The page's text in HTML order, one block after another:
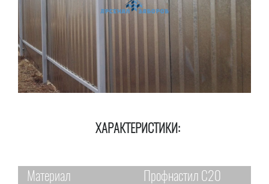
ХАРАКТЕРИСТИКИ:
Материал
Профнастил С20